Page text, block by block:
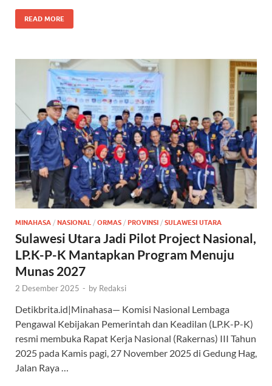
READ MORE
MINAHASA / NASIONAL / ORMAS / PROVINSI / SULAWESI UTARA
Sulawesi Utara Jadi Pilot Project Nasional,
LP.K-P-K Mantapkan Program Menuju
Munas 2027
2 Desember 2025 - by Redaksi
Detikbrita.id|Minahasa— Komisi Nasional Lembaga
Pengawal Kebijakan Pemerintah dan Keadilan (LP.K-P-K)
resmi membuka Rapat Kerja Nasional (Rakernas) III Tahun
2025 pada Kamis pagi, 27 November 2025 di Gedung Hag,
Jalan Raya …